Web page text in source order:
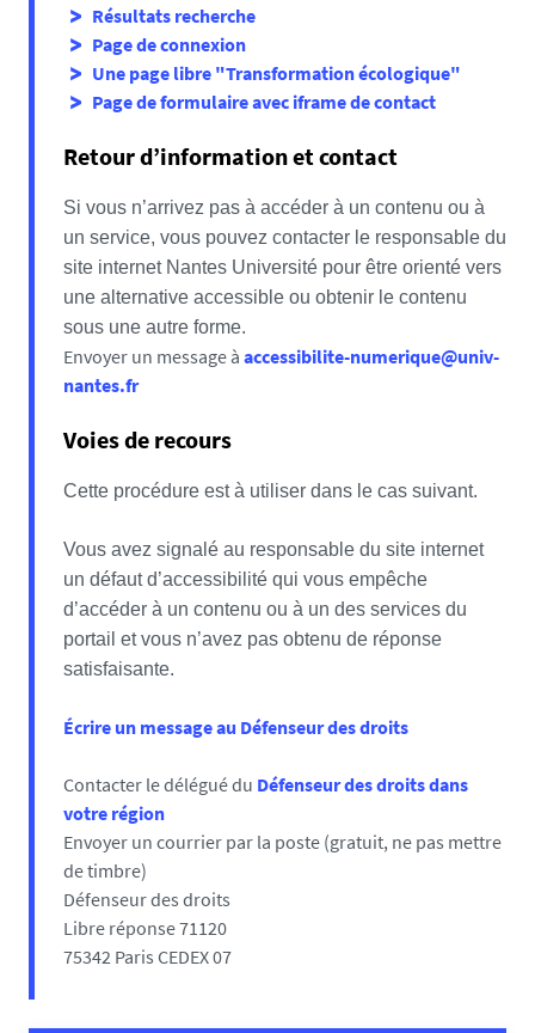
Résultats recherche
Page de connexion
Une page libre "Transformation écologique"
Page de formulaire avec iframe de contact
Retour d’information et contact
Si vous n’arrivez pas à accéder à un contenu ou à
un service, vous pouvez contacter le responsable du
site internet Nantes Université pour être orienté vers
une alternative accessible ou obtenir le contenu
sous une autre forme.
Envoyer un message à accessibilite-numerique@univ-
nantes.fr
Voies de recours
Cette procédure est à utiliser dans le cas suivant.
Vous avez signalé au responsable du site internet
un défaut d’accessibilité qui vous empêche
d’accéder à un contenu ou à un des services du
portail et vous n’avez pas obtenu de réponse
satisfaisante.
Écrire un message au Défenseur des droits
Contacter le délégué du Défenseur des droits dans
votre région
Envoyer un courrier par la poste (gratuit, ne pas mettre
de timbre)
Défenseur des droits
Libre réponse 71120
75342 Paris CEDEX 07